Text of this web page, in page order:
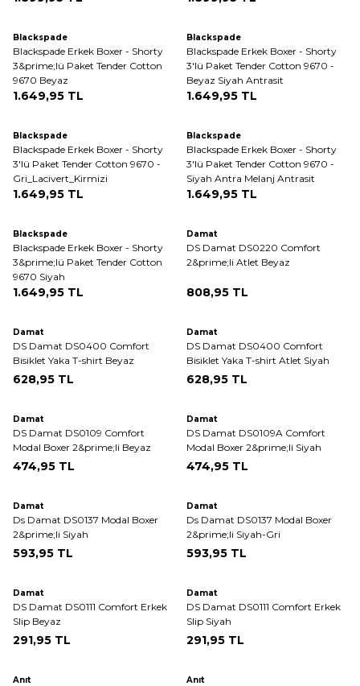
Blackspade
Blackspade Erkek Boxer - Shorty
3&prime;lü Paket Tender Cotton
9670 Beyaz
1.649,95 TL
Blackspade
Blackspade Erkek Boxer - Shorty
3'lü Paket Tender Cotton 9670 -
Beyaz Siyah Antrasit
1.649,95 TL
Blackspade
Blackspade Erkek Boxer - Shorty
3'lü Paket Tender Cotton 9670 -
Gri_Lacivert_Kirmizi
1.649,95 TL
Blackspade
Blackspade Erkek Boxer - Shorty
3'lü Paket Tender Cotton 9670 -
Siyah Antra Melanj Antrasit
1.649,95 TL
Blackspade
Blackspade Erkek Boxer - Shorty
3&prime;lü Paket Tender Cotton
9670 Siyah
1.649,95 TL
Damat
DS Damat DS0220 Comfort
2&prime;li Atlet Beyaz
808,95 TL
Damat
DS Damat DS0400 Comfort
Bisiklet Yaka T-shirt Beyaz
628,95 TL
Damat
DS Damat DS0400 Comfort
Bisiklet Yaka T-shirt Atlet Siyah
628,95 TL
Damat
DS Damat DS0109 Comfort
Modal Boxer 2&prime;li Beyaz
474,95 TL
Damat
DS Damat DS0109A Comfort
Modal Boxer 2&prime;li Siyah
474,95 TL
Damat
Ds Damat DS0137 Modal Boxer
2&prime;li Siyah
593,95 TL
Damat
Ds Damat DS0137 Modal Boxer
2&prime;li Siyah-Gri
593,95 TL
Damat
DS Damat DS0111 Comfort Erkek
Slip Beyaz
291,95 TL
Damat
DS Damat DS0111 Comfort Erkek
Slip Siyah
291,95 TL
Anıt Anıt